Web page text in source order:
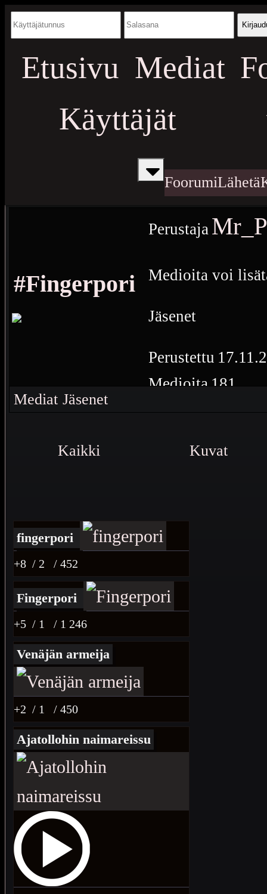
Etusivu Mediat
Käyttäjät
FoorumiLähetä
#Fingerpori
Perustaja
Medioita voi
Jäsenet
Perustettu
Medioita 181
Mediat Jäsenet
Kaikki Kuvat
fingerpori
+8 / 2 / 452
Fingerpori
+5 / 1 / 1 246
Venäjän armeija
+2 / 1 / 450
Ajatollohin naimareissu